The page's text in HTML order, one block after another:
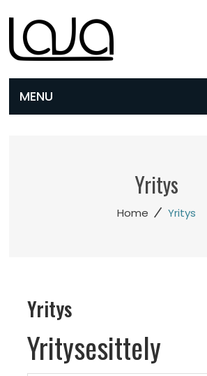
Yritys
Home / Yritys
Yritys
Yritysesittely